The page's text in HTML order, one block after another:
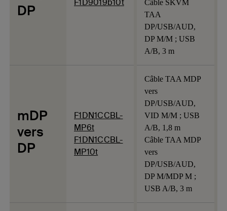
DP
F1D9019b10t
Câble SKVM
TAA
DP/USB/AUD,
DP M/M ; USB
A/B, 3 m
mDP
vers
DP
F1DN1CCBL-
MP6t
F1DN1CCBL-
MP10t
Câble TAA MDP
vers
DP/USB/AUD,
VID M/M ; USB
A/B, 1,8 m
Câble TAA MDP
vers
DP/USB/AUD,
DP M/MDP M ;
USB A/B, 3 m